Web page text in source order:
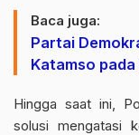
Baca juga:
Partai
Katamso
Hingga saat ini,
solusi mengatasi